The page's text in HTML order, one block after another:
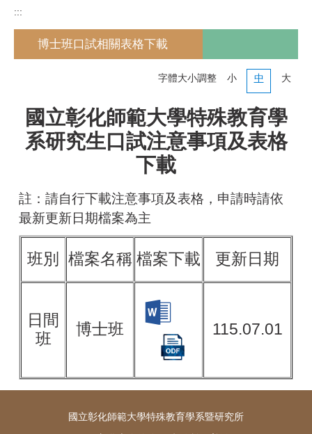
:::
博士班口試相關表格下載
字體大小調整 小 中 大
國立彰化師範大學特殊教育學
系研究生口試注意事項及表格
下載
註：請自行下載注意事項及表格，申請時請依
最新更新日期檔案為主
班別 檔案名稱 檔案下載 更新日期
日間
班
博士班 115.07.01
國立彰化師範大學特殊教育學系暨研究所